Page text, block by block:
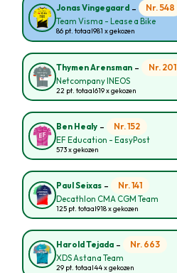
Jonas Vingegaard - Nr. 548
Team Visma - Lease a Bike
86 pt. totaal981 x gekozen
Thymen Arensman - Nr. 201
Netcompany INEOS
22 pt. totaal619 x gekozen
Ben Healy - Nr. 152
EF Education - EasyPost
573 x gekozen
Paul Seixas - Nr. 141
Decathlon CMA CGM Team
125 pt. totaal918 x gekozen
Harold Tejada - Nr. 663
XDS Astana Team
29 pt. totaal44 x gekozen